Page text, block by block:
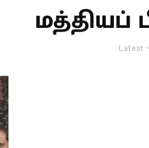
மத்தியப்
Latest